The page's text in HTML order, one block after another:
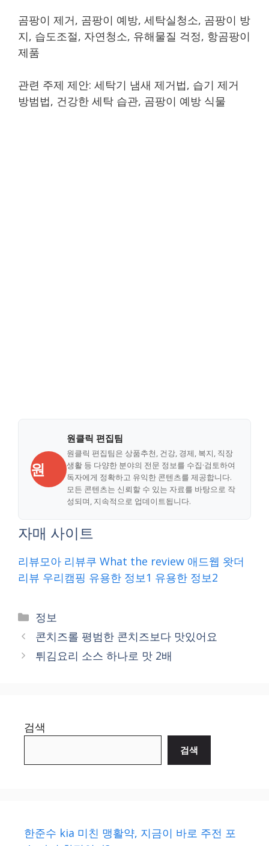
곰팡이 제거, 곰팡이 예방, 세탁실청소, 곰팡이 방
지, 습도조절, 자연청소, 유해물질 걱정, 항곰팡이
제품
관련 주제 제안: 세탁기 냄새 제거법, 습기 제거
방범법, 건강한 세탁 습관, 곰팡이 예방 식물
원
원클릭 편집팀
원클릭 편집팀은 상품추천, 건강, 경제, 복지, 직장
생활 등 다양한 분야의 전문 정보를 수집·검토하여
독자에게 정확하고 유익한 콘텐츠를 제공합니다.
모든 콘텐츠는 신뢰할 수 있는 자료를 바탕으로 작
성되며, 지속적으로 업데이트됩니다.
자매 사이트
리뷰모아 리뷰쿠 What the review 애드웹 왓더
리뷰 우리캠핑 유용한 정보1 유용한 정보2
Categories
정보
콘치즈롤 평범한 콘치즈보다 맛있어요
튀김요리 소스 하나로 맛 2배
검색
검색
한준수 kia 미친 맹활약, 지금이 바로 주전 포